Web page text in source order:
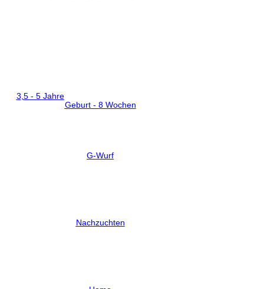
3,5 - 5 Jahre
Geburt - 8 Wochen
G-Wurf
Nachzuchten